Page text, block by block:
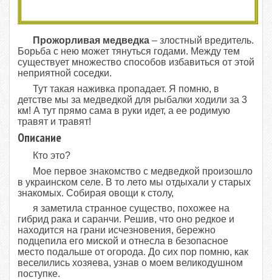
Прожорливая медведка– злостный вредитель.
Борьба с нею может тянуться годами. Между тем
существует множество способов избавиться от этой
неприятной соседки.
Тут такая наживка пропадает. Я помню, в
детстве мы за медведкой для рыбалки ходили за 3
км! А тут прямо сама в руки идет, а ее родимую
травят и травят!
Описание
Кто это?
Мое первое знакомство с медведкой произошло
в украинском селе. В то лето мы отдыхали у старых
знакомых. Собирая овощи к столу,
я заметила странное существо, похожее на
гибрид рака и саранчи. Решив, что оно редкое и
находится на грани исчезновения, бережно
подцепила его миской и отнесла в безопасное
место подальше от огорода. До сих пор помню, как
веселились хозяева, узнав о моем великодушном
поступке.